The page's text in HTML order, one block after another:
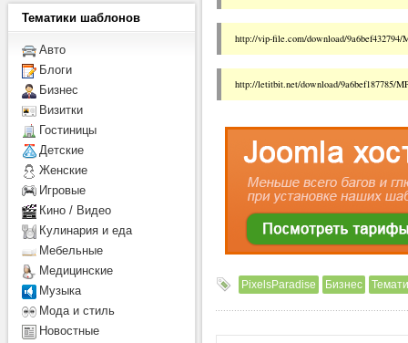
http://vip-file.com/download/
http://letitbit.net/download/9a6bef187785/
PixelsParadise Бизнес
Тематики шаблонов
Авто
Блоги
Бизнес
Визитки
Гостиницы
Детcкие
Женские
Игровые
Кино / Видео
Кулинария и еда
Мебельные
Медицинские
Музыка
Мода и стиль
Новостные